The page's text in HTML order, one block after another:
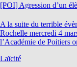
[POI] Agression d’un
A la suite du terrible
Rochelle mercredi 4
l’Académie de Poitiers
Laïcité